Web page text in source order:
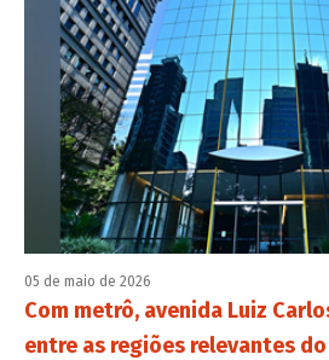
05 de maio de 2026
Com metrô, avenida Luiz
entre as regiões relevantes